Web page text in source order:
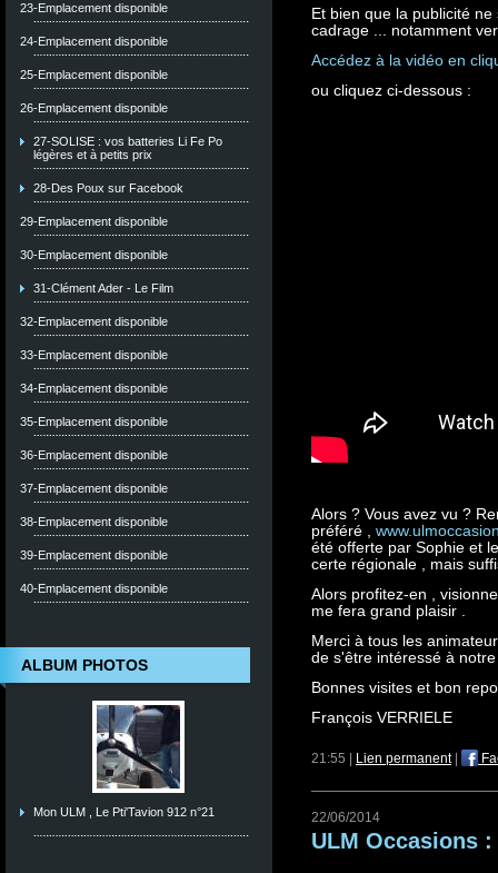
23-Emplacement disponible
24-Emplacement disponible
25-Emplacement disponible
26-Emplacement disponible
27-SOLISE : vos batteries Li Fe Po
légères et à petits prix
28-Des Poux sur Facebook
29-Emplacement disponible
30-Emplacement disponible
31-Clément Ader - Le Film
32-Emplacement disponible
33-Emplacement disponible
34-Emplacement disponible
35-Emplacement disponible
36-Emplacement disponible
37-Emplacement disponible
38-Emplacement disponible
39-Emplacement disponible
40-Emplacement disponible
ALBUM PHOTOS
Mon ULM , Le Pti'Tavion 912 n°21
Et bien que la publicité
cadrage ... notamment
Accédez à la vidéo en
ou cliquez ci-dessous :
Alors ? Vous avez vu ?
préféré ,
été offerte par Sophie et
certe régionale , mais
Alors profitez-en ,
me fera grand plaisir .
Merci à tous les
de s'être intéressé à
Bonnes visites et bon
François VERRIELE
21:55 | Lien permanent|
22/06/2014
ULM Occasions